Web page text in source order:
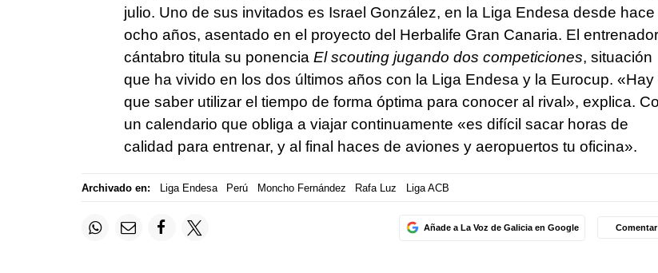
julio. Uno de sus invitados es Israel González, en la Liga Endesa desde hace
ocho años, asentado en el proyecto del Herbalife Gran Canaria. El entrenador
cántabro titula su ponencia El scouting jugando dos competiciones, situación
que ha vivido en los dos últimos años con la Liga Endesa y la Eurocup. «Hay
que saber utilizar el tiempo de forma óptima para conocer al rival», explica.
un calendario que obliga a viajar continuamente «es difícil sacar horas de
calidad para entrenar, y al final haces de aviones y aeropuertos tu oficina».
Archivado en: Liga Endesa Perú Moncho Fernández Rafa Luz Liga ACB
Añade a La Voz de Galicia en Google Comentar